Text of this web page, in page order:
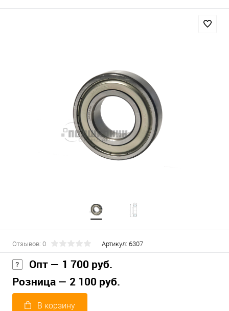
Отзывов: 0 Артикул: 6307
Опт — 1 700 руб.
Розница — 2 100 руб.
В корзину